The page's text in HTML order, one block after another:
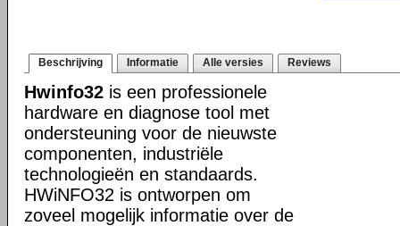
Beschrijving Informatie Alle versies Reviews
Hwinfo32 is een professionele
hardware en diagnose tool met
ondersteuning voor de nieuwste
componenten, industriële
technologieën en standaards.
HWiNFO32 is ontworpen om
zoveel mogelijk informatie over de